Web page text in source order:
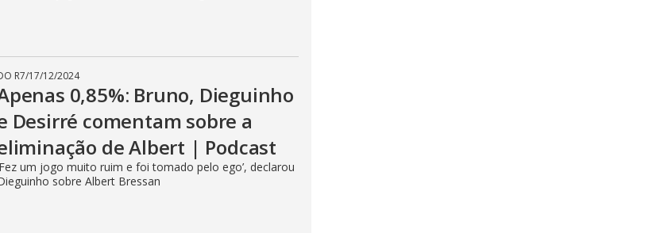
R7/17/12/2024
0,85%: Bruno, Dieguinho
Desirré comentam sobre a
de Albert | Podcast
um jogo muito ruim e foi tomado pelo ego’, declarou
sobre Albert Bressan